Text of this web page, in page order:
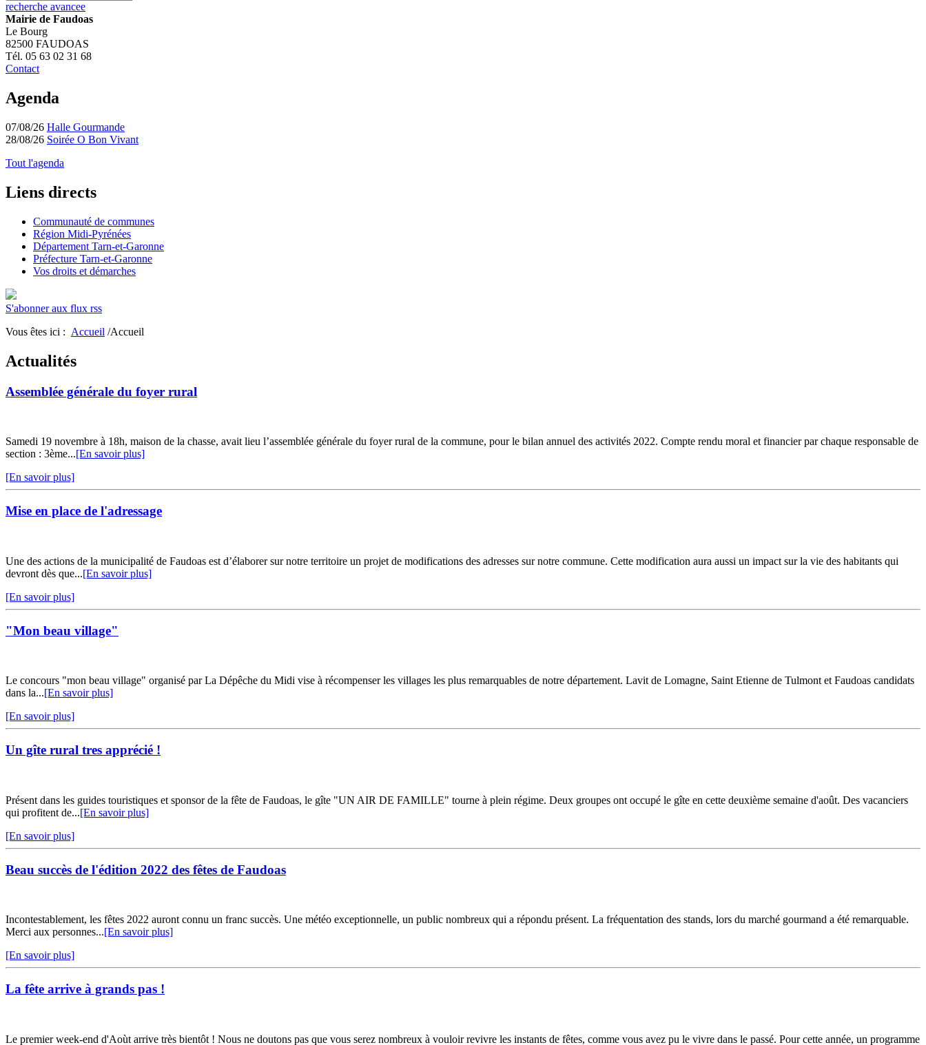
recherche avancee
Mairie de Faudoas
Le Bourg
82500 FAUDOAS
Tél. 05 63 02 31 68
Contact
Agenda
07/08/26 Halle Gourmande
28/08/26 Soirée O Bon Vivant
Tout l'agenda
Liens directs
Communauté de communes
Région Midi-Pyrénées
Département Tarn-et-Garonne
Préfecture Tarn-et-Garonne
Vos droits et démarches
S'abonner aux flux rss
Vous êtes ici : Accueil /Accueil
Actualités
Assemblée générale du foyer rural
Samedi 19 novembre à 18h, maison de la chasse, avait lieu l’assemblée générale du foyer rural de la commune, pour le bilan annuel des activités 2022. Compte rendu moral et financier par chaque responsable de
section : 3ème...[En savoir plus]
[En savoir plus]
Mise en place de l'adressage
Une des actions de la municipalité de Faudoas est d’élaborer sur notre territoire un projet de modifications des adresses sur notre commune. Cette modification aura aussi un impact sur la vie des habitants qui
devront dès que...[En savoir plus]
[En savoir plus]
"Mon beau village"
Le concours "mon beau village" organisé par La Dépêche du Midi vise à récompenser les villages les plus remarquables de notre département. Lavit de Lomagne, Saint Etienne de Tulmont et Faudoas candidats
dans la...[En savoir plus]
[En savoir plus]
Un gîte rural tres apprécié !
Présent dans les guides touristiques et sponsor de la fête de Faudoas, le gîte "UN AIR DE FAMILLE" tourne à plein régime. Deux groupes ont occupé le gîte en cette deuxième semaine d'août. Des vacanciers
qui profitent de...[En savoir plus]
[En savoir plus]
Beau succès de l'édition 2022 des fêtes de Faudoas
Incontestablement, les fêtes 2022 auront connu un franc succès. Une météo exceptionnelle, un public nombreux qui a répondu présent. La fréquentation des stands, lors du marché gourmand a été remarquable.
Merci aux personnes...[En savoir plus]
[En savoir plus]
La fête arrive à grands pas !
Le premier week-end d'Aoùt arrive très bientôt ! Nous ne doutons pas que vous serez nombreux à vouloir revivre les instants de fêtes, comme vous avez pu le vivre dans le passé. Pour cette année, un programme